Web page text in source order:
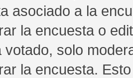
asociado a la
la encuesta o
votado, solo
la encuesta.